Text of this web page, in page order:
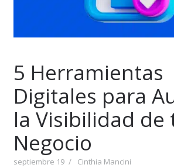
5 Herramientas
Digitales para
la Visibilidad de
Negocio
septiembre 19
Cinthia Mancini